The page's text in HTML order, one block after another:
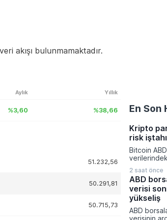
akışı bulunmamaktadır.
Aylık Yıllık
%3,60 %38,66
51.232,56
50.291,81
50.715,73
En Son
Kripto
risk
Bitcoin
kapattı.
dönemde
2 saat önce
ABD
verisi
yükseliş
ABD